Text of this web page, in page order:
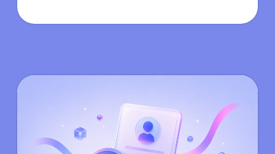
2026 глазами рекрутера: